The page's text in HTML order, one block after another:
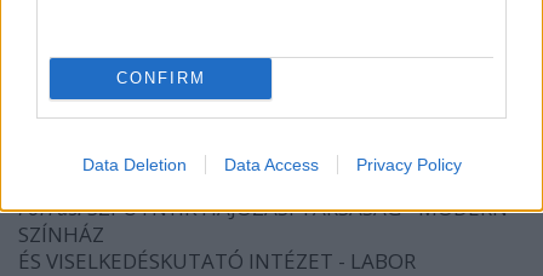
CONFIRM
Data Deletion Data Access Privacy Policy
Simon Tóth Ferenc
Forrás:SZPUTNYIK HAJÓZÁSI TÁRSASÁG - MODERN
SZÍNHÁZ
ÉS VISELKEDÉSKUTATÓ INTÉZET - LABOR